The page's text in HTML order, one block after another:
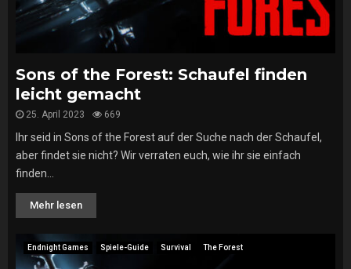
Sons of the Forest: Schaufel finden
leicht gemacht
25. April 2023 669
Ihr seid in Sons of the Forest auf der Suche nach der Schaufel,
aber findet sie nicht? Wir verraten euch, wie ihr sie einfach
finden...
Mehr lesen
Endnight Games Spiele-Guide Survival The Forest